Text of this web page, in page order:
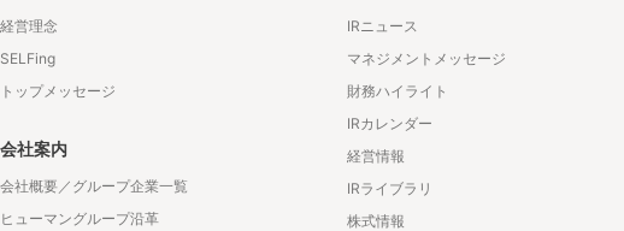
経営理念
SELFing
トップメッセージ
会社案内
会社概要／グループ企業一覧
ヒューマングループ沿革
IRニュース
マネジメントメッセージ
財務ハイライト
IRカレンダー
経営情報
IRライブラリ
株式情報